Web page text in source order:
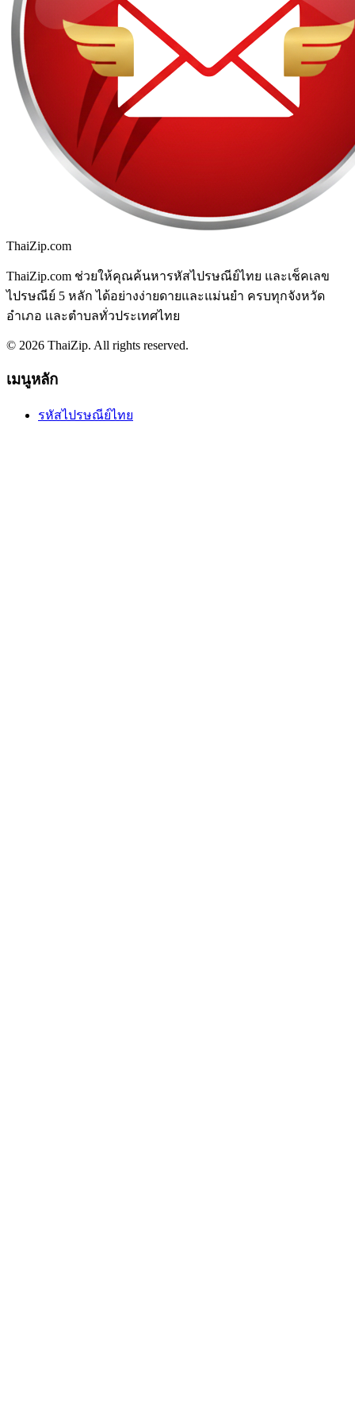
ThaiZip.com
ThaiZip.com ช่วยให้คุณค้นหารหัสไปรษณีย์ไทย และเช็คเลข
ไปรษณีย์ 5 หลัก ได้อย่างง่ายดายและแม่นยำ ครบทุกจังหวัด
อำเภอ และตำบลทั่วประเทศไทย
© 2026 ThaiZip. All rights reserved.
เมนูหลัก
รหัสไปรษณีย์ไทย